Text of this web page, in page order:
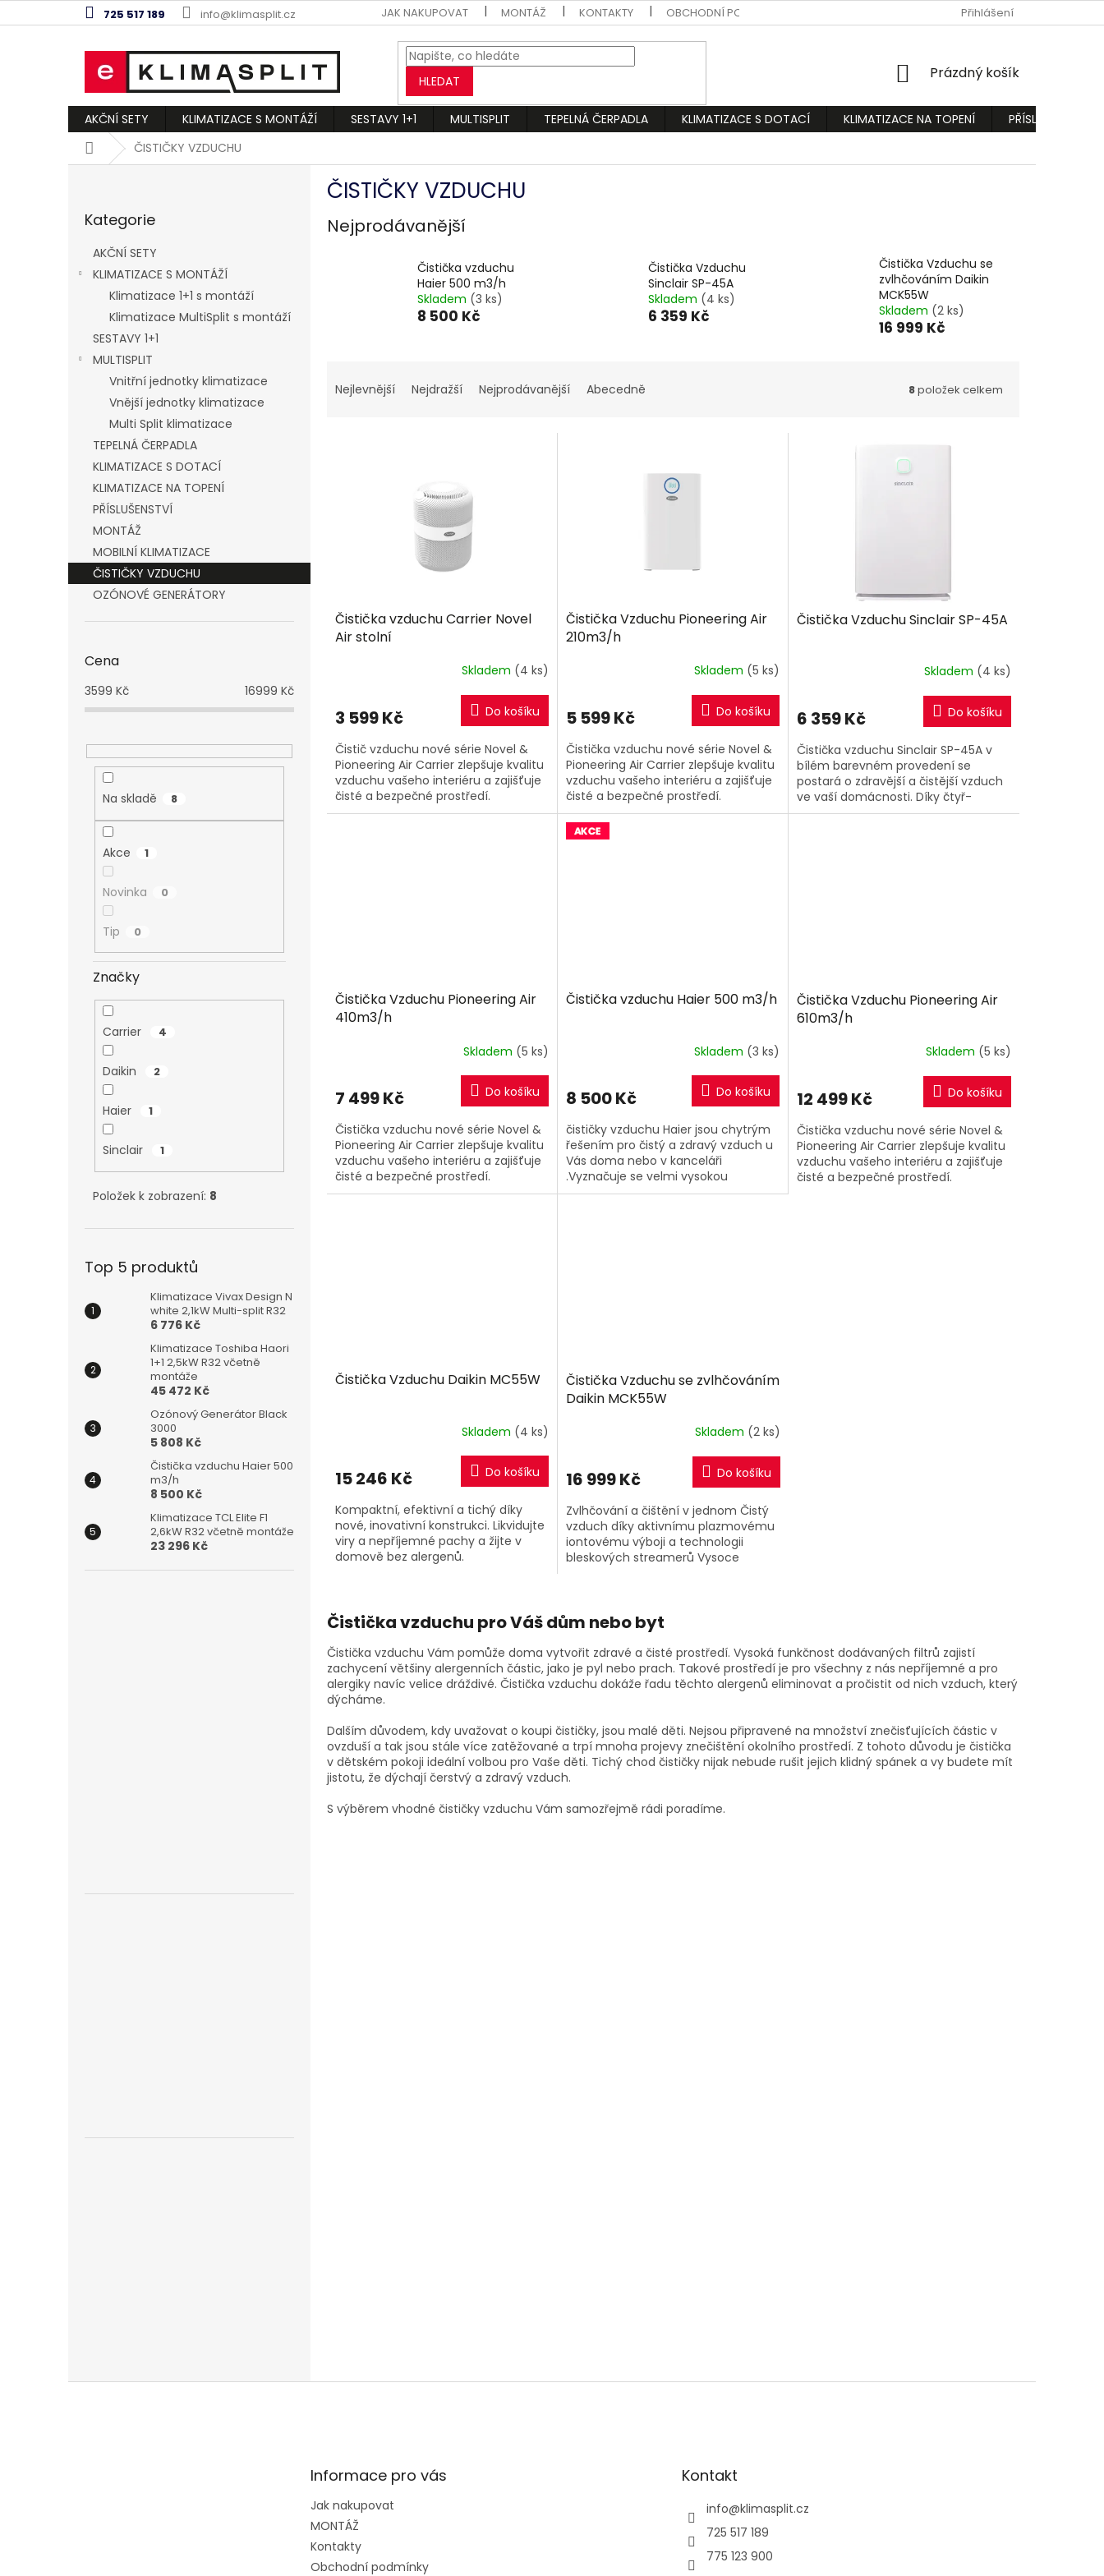
na
725 517 189 info@klimasplit.cz JAK NAKUPOVAT MONTÁŽ KONTAKTY OBCHODNÍ PODMÍNKY PODMÍNKY OCHRANY OSOBNÍCH ÚDAJŮ
Přihlášení
HLEDAT
NÁKUPNÍ
Prázdný košík
AKČNÍ SETY KLIMATIZACE S MONTÁŽÍ SESTAVY 1+1 MULTISPLIT TEPELNÁ ČERPADLA KLIMATIZACE S DOTACÍ KLIMATIZACE NA TOPENÍ
PŘÍSLUŠENSTVÍ
DomůČISTIČKY VZDUCHU
kategorie
Kategorie
AKČNÍ SETY
KLIMATIZACE S MONTÁŽÍ
Klimatizace 1+1 s montáží
Klimatizace MultiSplit s montáží
SESTAVY 1+1
MULTISPLIT
Vnitřní jednotky klimatizace
Vnější jednotky klimatizace
Multi Split klimatizace
TEPELNÁ ČERPADLA
KLIMATIZACE S DOTACÍ
KLIMATIZACE NA TOPENÍ
PŘÍSLUŠENSTVÍ
MONTÁŽ
MOBILNÍ KLIMATIZACE
ČISTIČKY VZDUCHU
OZÓNOVÉ GENERÁTORY
Cena
3599 Kč 16999 Kč
Na skladě 8
Akce 1
Novinka 0
Tip 0
Značky
Carrier 4
Daikin 2
Haier 1
Sinclair 1
Položek k zobrazení: 8
Top 5 produktů
Klimatizace Vivax Design N
white 2,1kW Multi-split R32
6 776 Kč
Klimatizace Toshiba Haori
1+1 2,5kW R32 včetně
montáže
45 472 Kč
Ozónový Generátor Black
3000
5 808 Kč
Čistička vzduchu Haier 500
m3/h
8 500 Kč
Klimatizace TCL Elite F1
2,6kW R32 včetně montáže
23 296 Kč
ČISTIČKY VZDUCHU
Nejprodávanější
Čistička vzduchu
Haier 500 m3/h
Skladem (3 ks)
8 500 Kč
Čistička Vzduchu
Sinclair SP-45A
Skladem (4 ks)
6 359 Kč
Čistička Vzduchu se
zvlhčováním Daikin
MCK55W
Skladem (2 ks)
16 999 Kč
aNejlevnější Nejdražší Nejprodávanější Abecedně 8položek celkem
Čistička vzduchu Carrier Novel
Air stolní
Skladem (4 ks)
3 599 Kč Do košíku
Čistič vzduchu nové série Novel &
Pioneering Air Carrier zlepšuje kvalitu
vzduchu vašeho interiéru a zajišťuje
čisté a bezpečné prostředí.
Čistička Vzduchu Pioneering Air
210m3/h
Skladem (5 ks)
5 599 Kč Do košíku
Čistička vzduchu nové série Novel &
Pioneering Air Carrier zlepšuje kvalitu
vzduchu vašeho interiéru a zajišťuje
čisté a bezpečné prostředí.
Čistička Vzduchu Sinclair SP-45A
Skladem (4 ks)
6 359 Kč Do košíku
Čistička vzduchu Sinclair SP-45A v
bílém barevném provedení se
postará o zdravější a čistější vzduch
ve vaší domácnosti. Díky čtyř-
stupňové filtrací účinně odstraní z
Čistička Vzduchu Pioneering Air
410m3/h
Skladem (5 ks)
7 499 Kč Do košíku
Čistička vzduchu nové série Novel &
Pioneering Air Carrier zlepšuje kvalitu
vzduchu vašeho interiéru a zajišťuje
čisté a bezpečné prostředí.
Čistička vzduchu Haier 500 m3/h
Skladem (3 ks)
8 500 Kč Do košíku
čističky vzduchu Haier jsou chytrým
řešením pro čistý a zdravý vzduch u
Vás doma nebo v kanceláři
.Vyznačuje se velmi vysokou
účinností čištění s CADR 500 m³/h
Čistička Vzduchu Pioneering Air
610m3/h
Skladem (5 ks)
12 499 Kč Do košíku
Čistička vzduchu nové série Novel &
Pioneering Air Carrier zlepšuje kvalitu
vzduchu vašeho interiéru a zajišťuje
čisté a bezpečné prostředí.
Čistička Vzduchu Daikin MC55W
Skladem (4 ks)
15 246 Kč Do košíku
Kompaktní, efektivní a tichý díky
nové, inovativní konstrukci. Likvidujte
viry a nepříjemné pachy a žijte v
domově bez alergenů.
Čistička Vzduchu se zvlhčováním
Daikin MCK55W
Skladem (2 ks)
16 999 Kč Do košíku
Zvlhčování a čištění v jednom Čistý
vzduch díky aktivnímu plazmovému
iontovému výboji a technologii
bleskových streamerů Vysoce
d
a
c
p
r
v
k
ý
Čistička vzduchu pro Váš dům nebo byt
Čistička vzduchu Vám pomůže doma vytvořit zdravé a čisté prostředí. Vysoká funkčnost dodávaných filtrů zajistí
zachycení většiny alergenních částic, jako je pyl nebo prach. Takové prostředí je pro všechny z nás nepříjemné a pro
alergiky navíc velice dráždivé. Čistička vzduchu dokáže řadu těchto alergenů eliminovat a pročistit od nich vzduch, který
dýcháme.
Dalším důvodem, kdy uvažovat o koupi čističky, jsou malé děti. Nejsou připravené na množství znečisťujících částic v
ovzduší a tak jsou stále více zatěžované a trpí mnoha projevy znečištění okolního prostředí. Z tohoto důvodu je čistička
v dětském pokoji ideální volbou pro Vaše děti. Tichý chod čističky nijak nebude rušit jejich klidný spánek a vy budete mít
jistotu, že dýchají čerstvý a zdravý vzduch.
S výběrem vhodné čističky vzduchu Vám samozřejmě rádi poradíme.
Informace pro vás
Jak nakupovat
MONTÁŽ
Kontakty
Obchodní podmínky
Kontakt
info@klimasplit.cz
725 517 189
775 123 900